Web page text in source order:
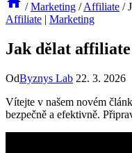
/ Marketing / Affiliate /
Affiliate | Marketing
Jak dělat
OdByznys Lab 22. 3. 2026
Vítejte v našem novém
bezpečně a efektivně.